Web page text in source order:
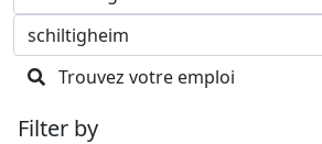
Trouvez votre emploi
Filter by